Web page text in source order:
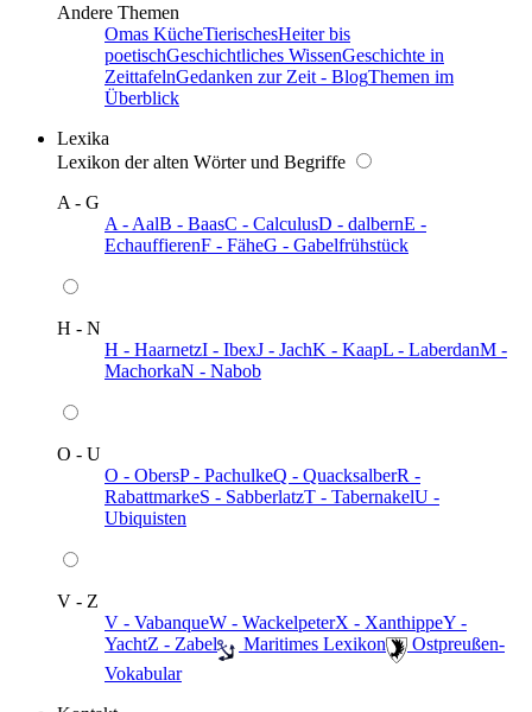
Andere Themen
Omas KücheTierischesHeiter bis
poetischGeschichtliches WissenGeschichte in
ZeittafelnGedanken zur Zeit - BlogThemen im
Überblick
Lexika
Lexikon der alten Wörter und Begriffe
A - G
A - AalB - BaasC - CalculusD - dalbernE -
EchauffierenF - FäheG - Gabelfrühstück
H - N
H - HaarnetzI - IbexJ - JachK - KaapL - LaberdanM -
MachorkaN - Nabob
O - U
O - ObersP - PachulkeQ - QuacksalberR -
RabattmarkeS - SabberlatzT - TabernakelU -
Ubiquisten
V - Z
V - VabanqueW - WackelpeterX - XanthippeY -
YachtZ - Zabel ️ Maritimes Lexikon
️ Ostpreußen-
Vokabular